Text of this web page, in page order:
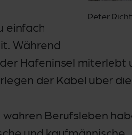
Peter
einfach
Während
Hafeninsel miterlebt
der Kabel über die
Berufsleben
und kaufmännische